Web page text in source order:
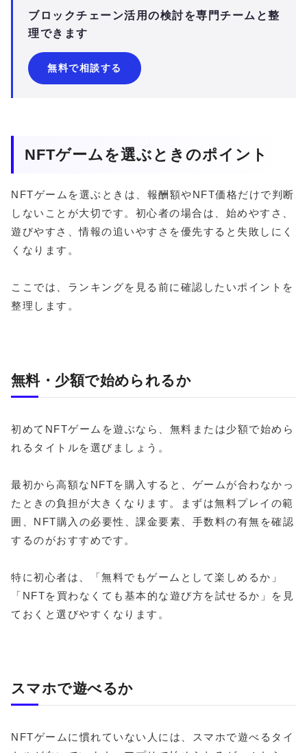
ブロックチェーン活用の検討を専門チームと整
理できます
無料で相談する
NFTゲームを選ぶときのポイント
NFTゲームを選ぶときは、報酬額やNFT価格だけで判断
しないことが大切です。初心者の場合は、始めやすさ、
遊びやすさ、情報の追いやすさを優先すると失敗しにく
くなります。
ここでは、ランキングを見る前に確認したいポイントを
整理します。
無料・少額で始められるか
初めてNFTゲームを遊ぶなら、無料または少額で始めら
れるタイトルを選びましょう。
最初から高額なNFTを購入すると、ゲームが合わなかっ
たときの負担が大きくなります。まずは無料プレイの範
囲、NFT購入の必要性、課金要素、手数料の有無を確認
するのがおすすめです。
特に初心者は、「無料でもゲームとして楽しめるか」
「NFTを買わなくても基本的な遊び方を試せるか」を見
ておくと選びやすくなります。
スマホで遊べるか
NFTゲームに慣れていない人には、スマホで遊べるタイ